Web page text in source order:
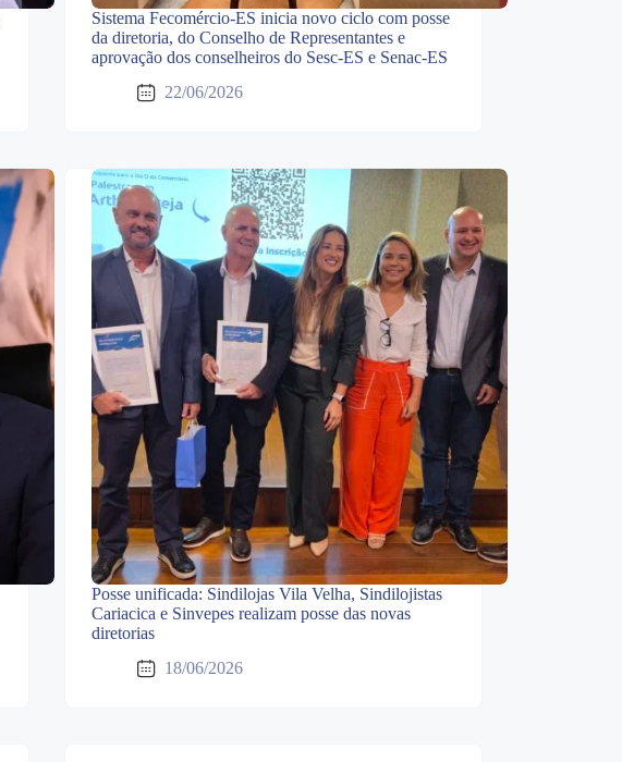
Sistema Fecomércio-ES inicia novo ciclo com posse
da diretoria, do Conselho de Representantes e
aprovação dos conselheiros do Sesc-ES e Senac-ES
22/06/2026
Posse unificada: Sindilojas Vila Velha, Sindilojistas
Cariacica e Sinvepes realizam posse das novas
diretorias
18/06/2026